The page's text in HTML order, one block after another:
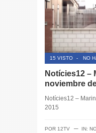
15 VISTO - NO
Notícies12 –
noviembre
Notícies12 –
2015
POR 12TV ─ IN: